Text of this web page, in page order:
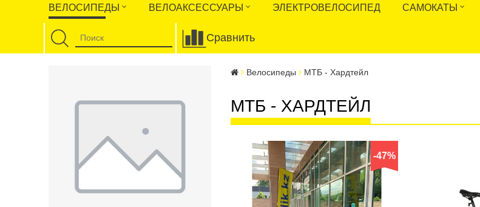
ВЕЛОСИПЕДЫ ВЕЛОАКСЕССУАРЫ ЭЛЕКТРОВЕЛОСИПЕД САМОКАТЫ
Сравнить
Велосипеды МТБ - Хардтейл
МТБ - ХАРДТЕЙЛ
-47%